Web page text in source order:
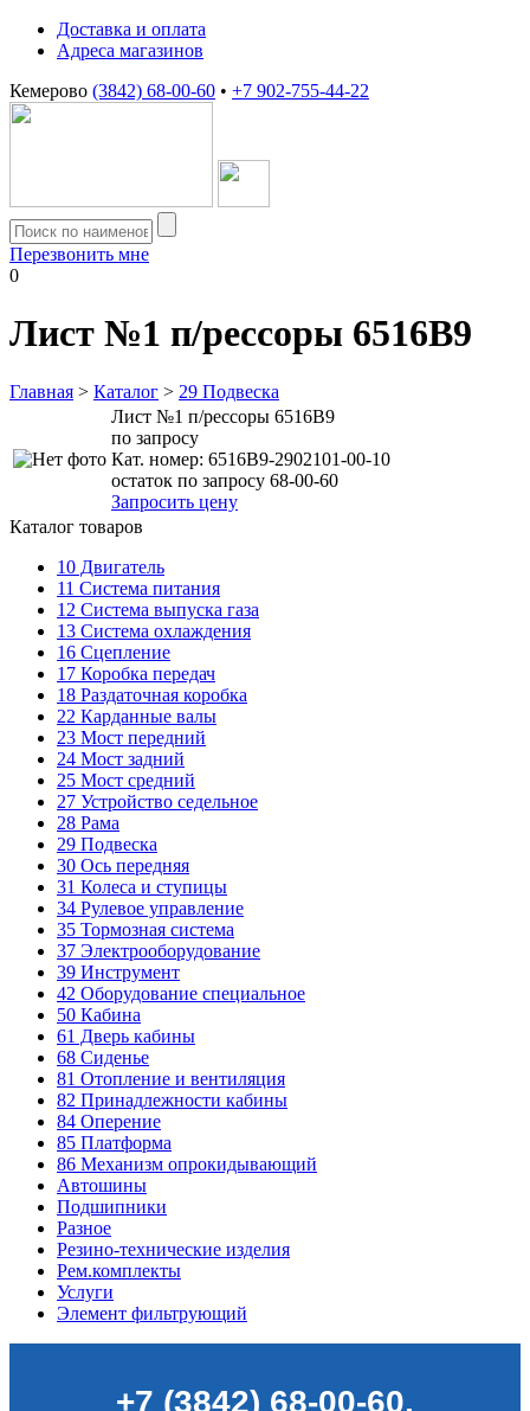
Доставка и оплата
Адреса магазинов
Кемерово (3842) 68-00-60 • +7 902-755-44-22
Перезвонить мне
0
Лист №1 п/рессоры 6516B9
Главная > Каталог > 29 Подвеска
Лист №1 п/рессоры 6516B9
по запросу
Кат. номер: 6516B9-2902101-00-10
остаток по запросу 68-00-60
Запросить цену
Каталог товаров
10 Двигатель
11 Система питания
12 Система выпуска газа
13 Система охлаждения
16 Сцепление
17 Коробка передач
18 Раздаточная коробка
22 Карданные валы
23 Мост передний
24 Мост задний
25 Мост средний
27 Устройство седельное
28 Рама
29 Подвеска
30 Ось передняя
31 Колеса и ступицы
34 Рулевое управление
35 Тормозная система
37 Электрооборудование
39 Инструмент
42 Оборудование специальное
50 Кабина
61 Дверь кабины
68 Сиденье
81 Отопление и вентиляция
82 Принадлежности кабины
84 Оперение
85 Платформа
86 Механизм опрокидывающий
Автошины
Подшипники
Разное
Резино-технические изделия
Рем.комплекты
Услуги
Элемент фильтрующий
+7 (3842) 68-00-60,